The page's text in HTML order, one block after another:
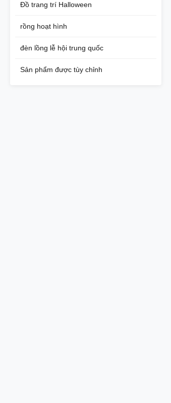
Đồ trang trí Halloween
rồng hoạt hình
đèn lồng lễ hội trung quốc
Sản phẩm được tùy chỉnh